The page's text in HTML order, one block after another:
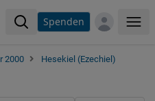
Spenden
2000
Hesekiel (Ezechiel)